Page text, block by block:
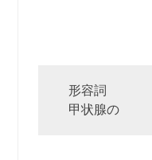
形容詞
甲状腺の